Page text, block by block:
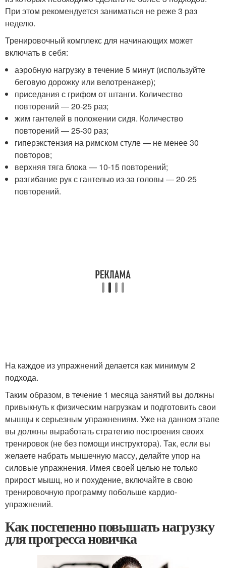
При этом рекомендуется заниматься не реже 3 раз
неделю.
Тренировочный комплекс для начинающих может
включать в себя:
аэробную нагрузку в течение 5 минут (используйте
беговую дорожку или велотренажер);
приседания с грифом от штанги. Количество
повторений — 20-25 раз;
жим гантелей в положении сидя. Количество
повторений — 25-30 раз;
гиперэкстензия на римском стуле — не менее 30
повторов;
верхняя тяга блока — 10-15 повторений;
разгибание рук с гантелью из-за головы — 20-25
повторений.
На каждое из упражнений делается как минимум 2
подхода.
Таким образом, в течение 1 месяца занятий вы должны
привыкнуть к физическим нагрузкам и подготовить свои
мышцы к серьезным упражнениям. Уже на данном этапе
вы должны выработать стратегию построения своих
тренировок (не без помощи инструктора). Так, если вы
желаете набрать мышечную массу, делайте упор на
силовые упражнения. Имея своей целью не только
прирост мышц, но и похудение, включайте в свою
тренировочную программу побольше кардио-
упражнений.
Как постепенно повышать нагрузку
для прогресса новичка